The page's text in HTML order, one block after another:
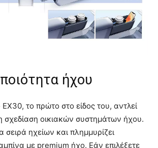
ήχου
το πρώτο στο είδος του, αντλεί
σχεδίαση οικιακών συστημάτων ήχου.
σειρά ηχείων και πλημμυρίζει
με premium ήχο. Εάν επιλέξετε